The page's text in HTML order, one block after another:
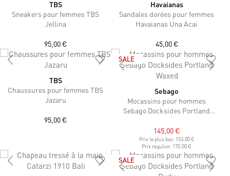
TBS
Sneakers pour femmes TBS
Jellina
95,00 €
Havaianas
Sandales dorées pour femmes
Havaianas Una Acai
45,00 €
TBS
Chaussures pour femmes TBS
Jazaru
95,00 €
SALE
Sebago
Mocassins pour hommes
Sebago Docksides Portland
145,00 €
Prix le plus bas: 153,00 €
Prix régulier: 170,00 €
SALE